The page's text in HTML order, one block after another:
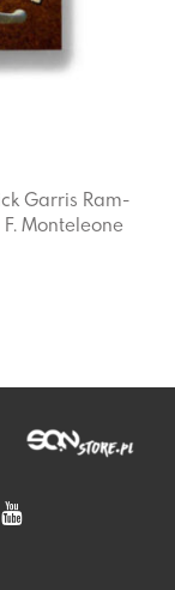
Gar­ris Ram­
Mon­te­le­one